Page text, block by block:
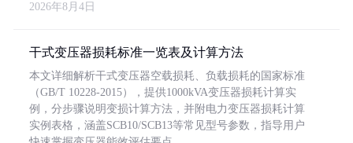
2026年8月4日
干式变压器损耗标准一览表及计算方法
本文详细解析干式变压器空载损耗、负载损耗的国家标准
（GB/T 10228-2015），提供1000kVA变压器损耗计算实
例，分步骤说明变损计算方法，并附电力变压器损耗计算
实例表格，涵盖SCB10/SCB13等常见型号参数，指导用户